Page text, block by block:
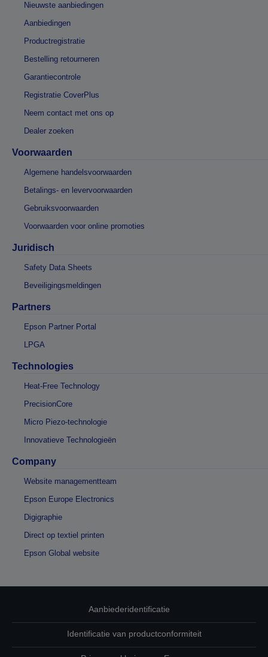
Nieuwste aanbiedingen
Aanbiedingen
Productregistratie
Bestelling retourneren
Garantiecontrole
Registratie CoverPlus
Neem contact met ons op
Dealer zoeken
Voorwaarden
Algemene handelsvoorwaarden
Betalings- en levervoorwaarden
Gebruiksvoorwaarden
Voorwaarden voor online promoties
Juridisch
Safety Data Sheets
Beveiligingsmeldingen
Partners
Epson Partner Portal
LPGA
Technologies
Heat-Free Technology
PrecisionCore
Micro Piezo-technologie
Innovatieve Technologieën
Company
Website managementteam
Epson Europe Electronics
Digigraphie
Direct op textiel printen
Epson Global website
Aanbiederidentificatie
Identificatie van productconformiteit